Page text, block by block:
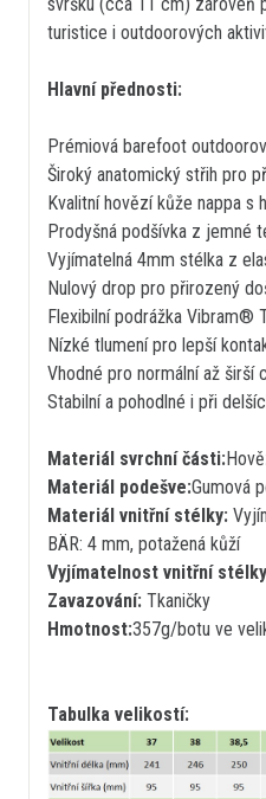
turistice i outdoorových
Hlavní přednosti:
Prémiová barefoot
Široký anatomický střih pro
Kvalitní hovězí kůže nappa s
Prodyšná podšívka z jemné
Vyjímatelná 4mm stélka z
Nulový drop pro přirozený
Flexibilní podrážka Vibram®
Nízké tlumení pro lepší
Vhodné pro normální až širší
Stabilní a pohodlné i při
Materiál svrchní části:
Materiál podešve:Gumová
Materiál vnitřní stélky:
BÄR: 4 mm, potažená kůží
Vyjímatelnost vnitřní
Zavazování: Tkaničky
Hmotnost:357g/botu ve
Tabulka velikostí: